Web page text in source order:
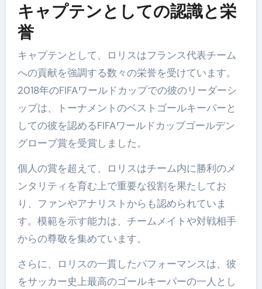
キャプテンとしての認識と栄
誉
キャプテンとして、ロリスはフランス代表チーム
への貢献を強調する数々の栄誉を受けています。
2018年のFIFAワールドカップでの彼のリーダーシ
ップは、トーナメントのベストゴールキーパーと
しての彼を認めるFIFAワールドカップゴールデン
グローブ賞を受賞しました。
個人の賞を超えて、ロリスはチーム内に勝利のメ
ンタリティを育む上で重要な役割を果たしてお
り、ファンやアナリストからも認められていま
す。模範を示す能力は、チームメイトや対戦相手
からの尊敬を集めています。
さらに、ロリスの一貫したパフォーマンスは、彼
をサッカー史上最高のゴールキーパーの一人とし